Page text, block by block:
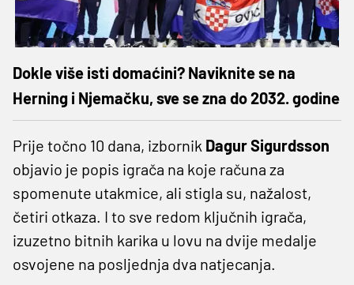
Dokle više isti domaćini? Naviknite se na
Herning i Njemačku, sve se zna do 2032. godine
Prije točno 10 dana, izbornik Dagur Sigurdsson
objavio je popis igrača na koje računa za
spomenute utakmice, ali stigla su, nažalost,
četiri otkaza. I to sve redom ključnih igrača,
izuzetno bitnih karika u lovu na dvije medalje
osvojene na posljednja dva natjecanja.